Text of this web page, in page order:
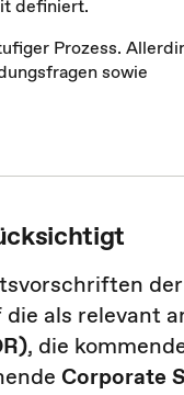
definiert.
Prozess.
sowie
der
als relevant
, die
Corporate